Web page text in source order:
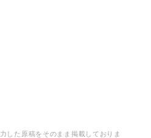
した原稿をそのまま掲載しておりま